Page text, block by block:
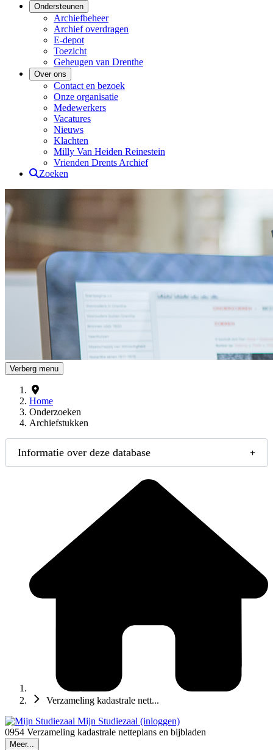
Ondersteunen
Archiefbeheer
Archief overdragen
E-depot
Toezicht
Geheugen van Drenthe
Over ons
Contact en bezoek
Onze organisatie
Medewerkers
Vacatures
Nieuws
Klachten
Milly Van Heiden Reinestein
Vrienden Drents Archief
Zoeken
Drents Archief
Verberg menu
Home
Onderzoeken
Archiefstukken
Informatie over deze database
Verzameling kadastrale nett...
Mijn Studiezaal (inloggen)
0954 Verzameling kadastrale netteplans en bijbladen
Meer...